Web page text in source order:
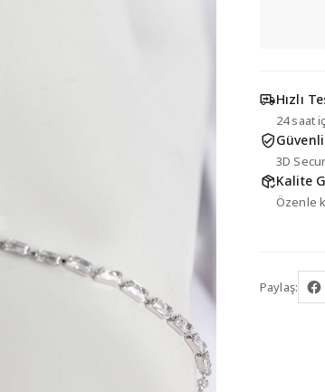
Hızlı
24 saat
3D
Kalite
Özenle
Paylaş: